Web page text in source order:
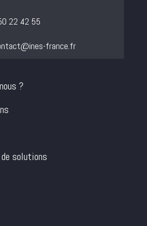
22 42 55
france.fr
?
solutions